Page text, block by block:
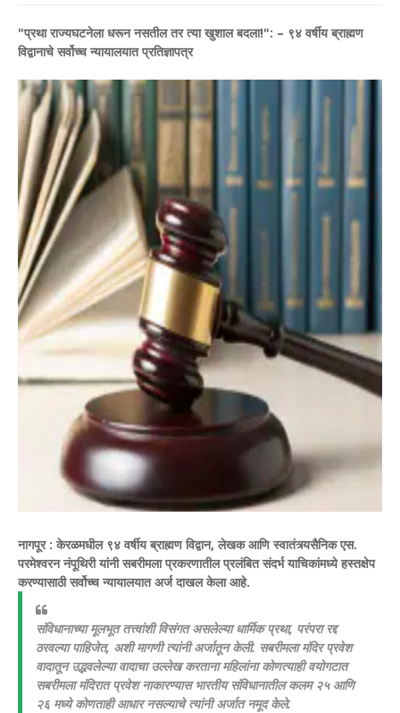
​"प्रथा राज्यघटनेला धरून नसतील तर त्या खुशाल बदला!": – ९४ वर्षीय ब्राह्मण
विद्वानाचे सर्वोच्च न्यायालयात प्रतिज्ञापत्र
नागपूर : केरळमधील ९४ वर्षीय ब्राह्मण विद्वान, लेखक आणि स्वातंत्र्यसैनिक एस.
परमेश्वरन नंपूथिरी यांनी सबरीमला प्रकरणातील प्रलंबित संदर्भ याचिकांमध्ये हस्तक्षेप
करण्यासाठी सर्वोच्च न्यायालयात अर्ज दाखल केला आहे.
संविधानाच्या मूलभूत तत्त्वांशी विसंगत असलेल्या धार्मिक प्रथा, परंपरा रद्द
ठरवल्या पाहिजेत, अशी मागणी त्यांनी अर्जातून केली. सबरीमला मंदिर प्रवेश
वादातून उद्भवलेल्या वादाचा उल्लेख करताना महिलांना कोणत्याही वयोगटात
सबरीमला मंदिरात प्रवेश नाकारण्यास भारतीय संविधानातील कलम २५ आणि
२६ मध्ये कोणताही आधार नसल्याचे त्यांनी अर्जात नमूद केले.